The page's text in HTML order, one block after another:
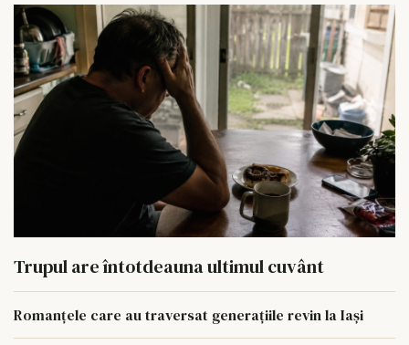
Trupul are întotdeauna ultimul cuvânt
Romanțele care au traversat generațiile revin la Iași